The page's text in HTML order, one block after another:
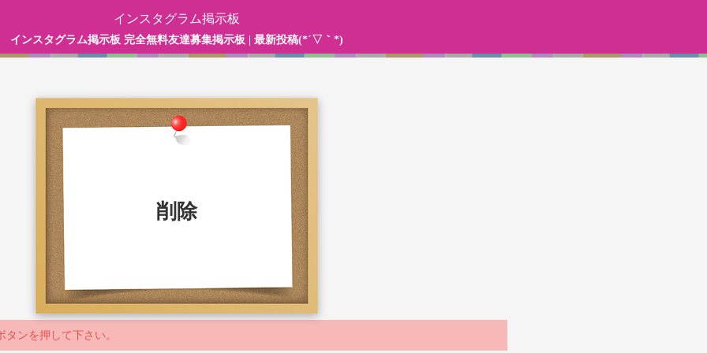
インスタグラム掲示板
インスタグラム掲示板 完全無料友達募集掲示板 | 最新投稿(*´▽｀*)
削除
ンを押して下さい。